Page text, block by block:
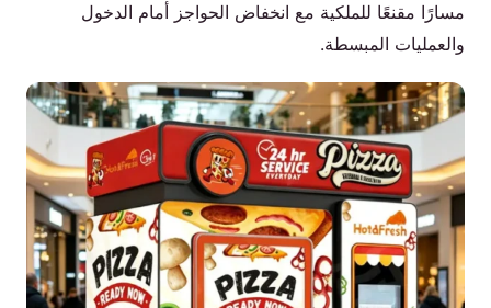
مسارًا مقنعًا للملكية مع انخفاض الحواجز أمام الدخول
والعمليات المبسطة.